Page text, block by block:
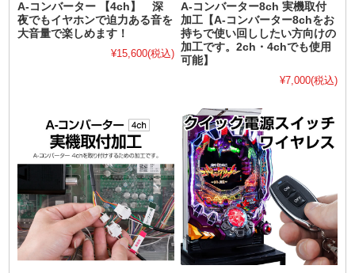
A-コンバーター 【4ch】 深
夜でもイヤホンで迫力ある音を
大音量で楽しめます！
¥15,600(税込)
A-コンバーター8ch 実機取付
加工【A-コンバーター8chをお
持ちで使い回ししたい方向けの
加工です。2ch・4chでも使用
可能】
¥7,000(税込)